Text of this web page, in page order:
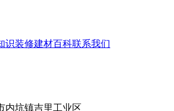
识装修建材百科联系我们
内坑镇吉里工业区